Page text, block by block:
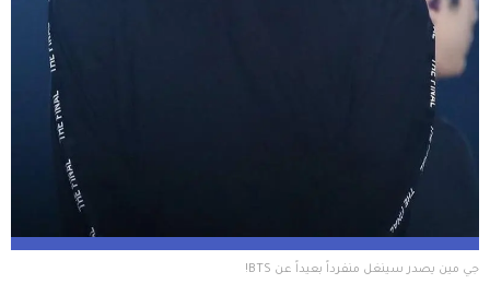
جي مين يصدر سينغل منفرداً بعيداً عن BTS!